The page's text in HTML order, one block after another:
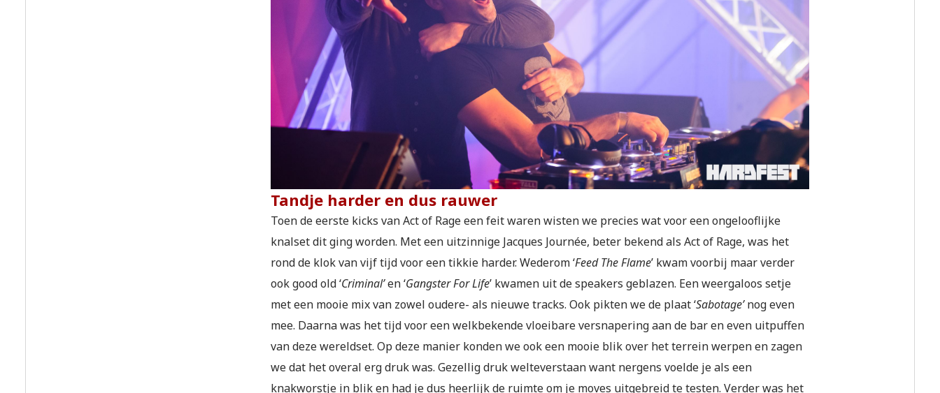
Tandje harder en dus rauwer
Toen de eerste kicks van Act of Rage een feit waren wisten we precies wat voor een ongelooflijke
knalset dit ging worden. Met een uitzinnige Jacques Journée, beter bekend als Act of Rage, was het
rond de klok van vijf tijd voor een tikkie harder. Wederom ‘Feed The Flame’ kwam voorbij maar verder
ook good old ‘Criminal’en ‘Gangster For Life’ kwamen uit de speakers geblazen. Een weergaloos setje
met een mooie mix van zowel oudere- als nieuwe tracks. Ook pikten we de plaat ‘Sabotage’nog even
mee. Daarna was het tijd voor een welkbekende vloeibare versnapering aan de bar en even uitpuffen
van deze wereldset. Op deze manier konden we ook een mooie blik over het terrein werpen en zagen
we dat het overal erg druk was. Gezellig druk welteverstaan want nergens voelde je als een
knakworstje in blik en had je dus heerlijk de ruimte om je moves uitgebreid te testen. Verder was het